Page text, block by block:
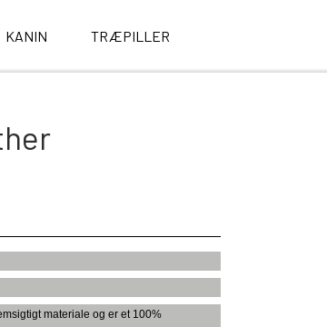
KANIN TRÆPILLER
materiale og er et 100%